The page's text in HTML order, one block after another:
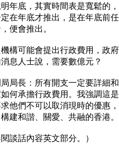
年底，其實時間表是寬鬆的
在年底才推出，是在年底前
便會推出。
構可能會提出行政費用，政
息人士說，需要數億元？
局長：所有開支一定要詳細
何承擔行政費用。我強調這
他們不可以取消現時的優惠
建和諧、關愛、共融的香港。
閱談話內容英文部分。）